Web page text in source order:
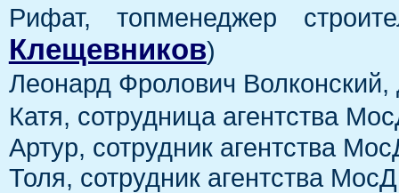
Рифат, топменеджер
Клещевников)
Леонард Фролович
Катя, сотрудница агентства
Артур, сотрудник агентства
Толя, сотрудник агентства